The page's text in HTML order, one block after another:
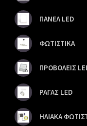
ΠΑΝΕΛ LED
ΦΩΤΙΣΤΙΚΑ
ΠΡΟΒΟΛΕΙΣ
ΡΑΓΑΣ LED
ΗΛΙΑΚΑ